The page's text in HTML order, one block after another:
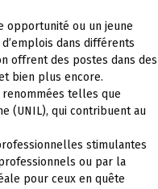
opportunité ou un jeune
dans différents
offrent des postes dans des
bien plus encore.
renommées telles que
(UNIL), qui contribuent au
stimulantes
ou par la
pour ceux en quête